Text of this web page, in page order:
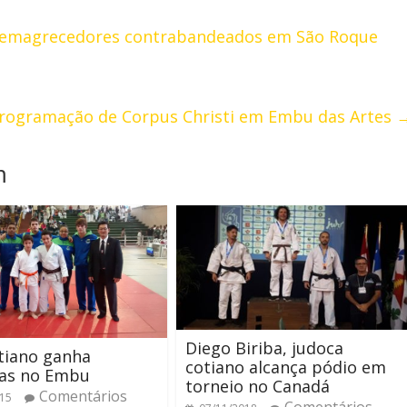
contrabandeados em São Roque
de Corpus Christi em Embu das Artes
ganha
no Embu
Comentários
Diego Biriba, judoca
cotiano alcança pódio em
torneio no Canadá